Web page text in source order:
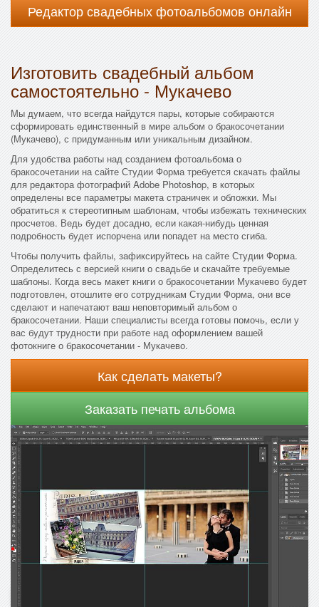
Редактор свадебных фотоальбомов онлайн
Изготовить свадебный альбом
самостоятельно - Мукачево
Мы думаем, что всегда найдутся пары, которые собираются
сформировать единственный в мире альбом о бракосочетании
(Мукачево), с придуманным или уникальным дизайном.
Для удобства работы над созданием фотоальбома о
бракосочетании на сайте Студии Форма требуется скачать файлы
для редактора фотографий Adobe Photoshop, в которых
определены все параметры макета страничек и обложки. Мы
обратиться к стереотипным шаблонам, чтобы избежать технических
просчетов. Ведь будет досадно, если какая-нибудь ценная
подробность будет испорчена или попадет на место сгиба.
Чтобы получить файлы, зафиксируйтесь на сайте Студии Форма.
Определитесь с версией книги о свадьбе и скачайте требуемые
шаблоны. Когда весь макет книги о бракосочетании Мукачево будет
подготовлен, отошлите его сотрудникам Студии Форма, они все
сделают и напечатают ваш неповторимый альбом о
бракосочетании. Наши специалисты всегда готовы помочь, если у
вас будут трудности при работе над оформлением вашей
фотокниге о бракосочетании - Мукачево.
Как сделать макеты?
Заказать печать альбома